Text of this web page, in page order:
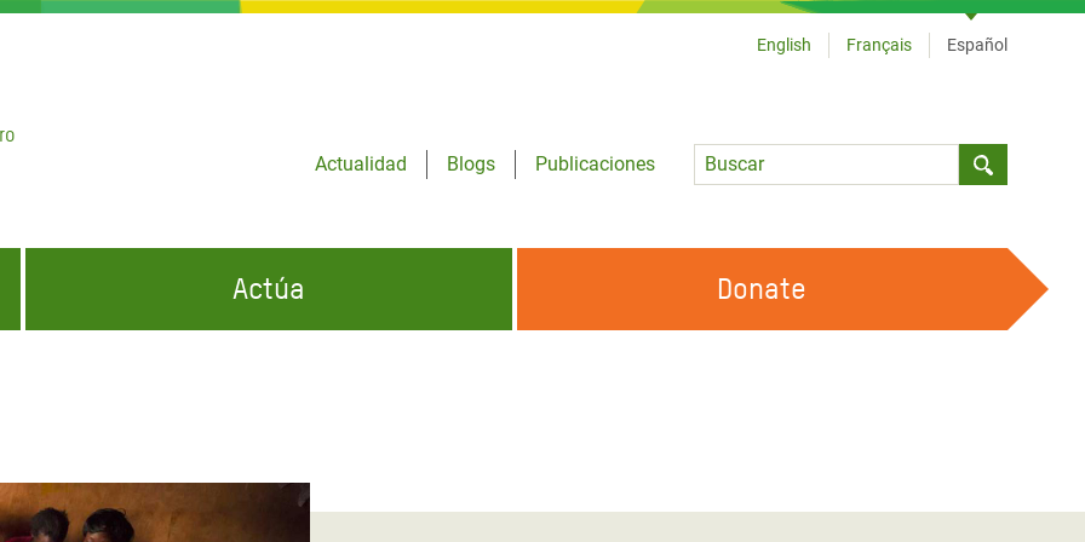
Actualidad
Blogs
Publicaciones
Language
English Français Español
por la Crisis en
Actúa Donate